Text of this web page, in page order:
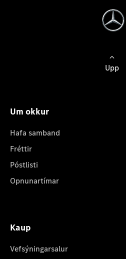
Upp
Um okkur
Hafa samband
Fréttir
Póstlisti
Opnunartímar
Kaup
Vefsýningarsalur